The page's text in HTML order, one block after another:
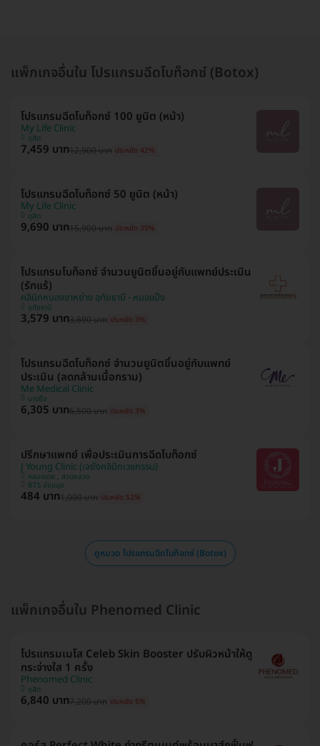
แพ็กเกจอื่นใน โปรแกรมฉีดโบท็อกซ์ (Botox)
โปรแกรมฉีดโบท็อกซ์ 100 ยูนิต (หน้า)
My Life Clinic
ดุสิต
7,459 บาท12,900 บาท ประหยัด 42%
โปรแกรมฉีดโบท็อกซ์ 50 ยูนิต (หน้า)
My Life Clinic
ดุสิต
9,690 บาท15,900 บาท ประหยัด 39%
โปรแกรมโบท็อกซ์ จำนวนยูนิตขึ้นอยู่กับแพทย์ประเมิน
(รักแร้)
คลินิกหนองขาหย่าง อุทัยธานี - หมอแป้ง
อุทัยธานี
3,579 บาท3,690 บาท ประหยัด 3%
โปรแกรมฉีดโบท็อกซ์ จำนวนยูนิตขึ้นอยู่กับแพทย์
ประเมิน (ลดกล้ามเนื้อกราม)
Me Medical Clinic
บางซื่อ
6,305 บาท6,500 บาท ประหยัด 3%
ปรึกษาแพทย์ เพื่อประเมินการฉีดโบท็อกซ์
J Young Clinic (เจยังคลินิกเวชกรรม)
คลองเตย , สวนหลวง
BTS อ่อนนุช
484 บาท1,000 บาท ประหยัด 52%
ดูหมวด โปรแกรมฉีดโบท็อกซ์ (Botox)
แพ็กเกจอื่นใน Phenomed Clinic
โปรแกรมเมโส Celeb Skin Booster ปรับผิวหน้าให้ดู
กระจ่างใส 1 ครั้ง
Phenomed Clinic
ดุสิต
6,840 บาท7,200 บาท ประหยัด 5%